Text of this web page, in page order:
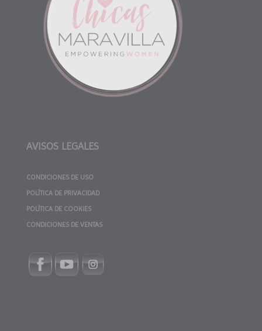
AVISOS LEGALES
CONDICIONES DE USO
POLÍTICA DE PRIVACIDAD
POLÍTICA DE COOKIES
CONDICIONES DE VENTAS